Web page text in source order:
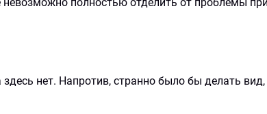
нет. Напротив, странно было бы делать